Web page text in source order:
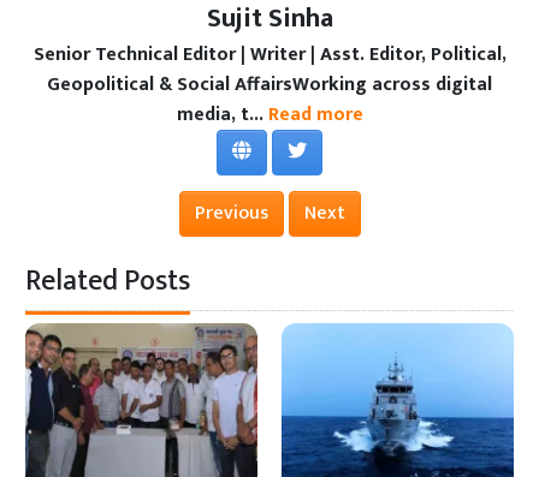
Sujit Sinha
Senior Technical Editor | Writer | Asst. Editor, Political,
Geopolitical & Social AffairsWorking across digital
media, t... Read more
Previous Next
Related Posts